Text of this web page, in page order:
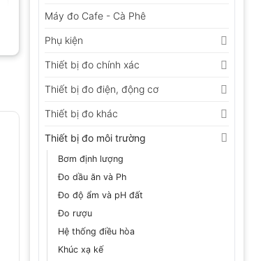
Máy đo Cafe - Cà Phê
Phụ kiện
Thiết bị đo chính xác
Thiết bị đo điện, động cơ
Thiết bị đo khác
Thiết bị đo môi trường
Bơm định lượng
Đo dầu ăn và Ph
Đo độ ẩm và pH đất
Đo rượu
Hệ thống điều hòa
Khúc xạ kế